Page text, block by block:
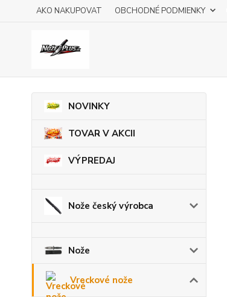
AKO NAKUPOVAT OBCHODNÉ PODMIENKY
NOVINKY
TOVAR V AKCII
VÝPREDAJ
Nože český výrobca
Nože
Vreckové nože